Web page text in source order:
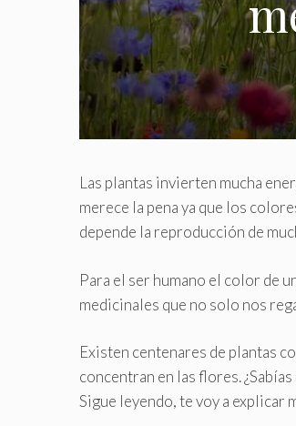
Las plantas invierten mucha
merece la pena ya que los
depende la reproducción de
Para el ser humano el color de
medicinales que no solo nos
Existen centenares de plantas
concentran en las flores.
Sigue leyendo, te voy a explicar